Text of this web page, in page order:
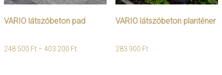
VARIO látszóbeton pad
248 500 Ft – 403 200 Ft
VARIO látszóbeton planténer
283 900 Ft